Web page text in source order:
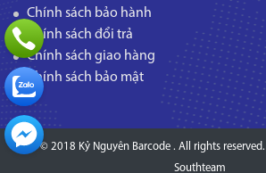
Chính sách bảo hành
Chính sách đổi trả
Chính sách giao hàng
Chính sách bảo mật
© 2018 Kỷ Nguyên Barcode . All rights reserved.
Southteam